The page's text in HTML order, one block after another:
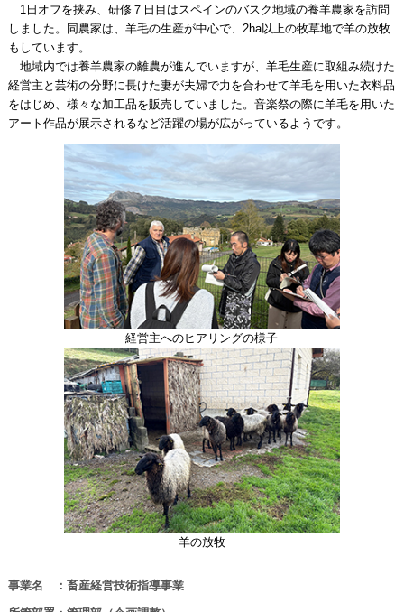
1日オフを挟み、研修７日目はスペインのバスク地域の養羊農家を訪問
しました。同農家は、羊毛の生産が中心で、2ha以上の牧草地で羊の放牧
もしています。
地域内では養羊農家の離農が進んでいますが、羊毛生産に取組み続けた
経営主と芸術の分野に長けた妻が夫婦で力を合わせて羊毛を用いた衣料品
をはじめ、様々な加工品を販売していました。音楽祭の際に羊毛を用いた
アート作品が展示されるなど活躍の場が広がっているようです。
経営主へのヒアリングの様子
羊の放牧
事業名 ：畜産経営技術指導事業